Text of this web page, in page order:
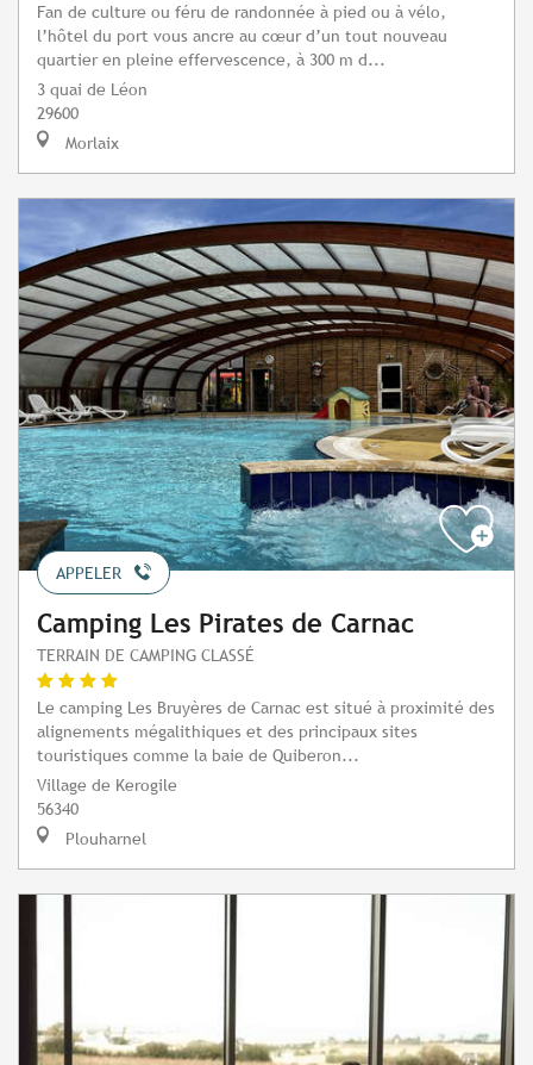
Fan de culture ou féru de randonnée à pied ou à vélo,
l’hôtel du port vous ancre au cœur d’un tout nouveau
quartier en pleine effervescence, à 300 m d...
3 quai de Léon
29600
Morlaix
APPELER
Camping Les Pirates de Carnac
TERRAIN DE CAMPING CLASSÉ
Le camping Les Bruyères de Carnac est situé à proximité des
alignements mégalithiques et des principaux sites
touristiques comme la baie de Quiberon...
Village de Kerogile
56340
Plouharnel